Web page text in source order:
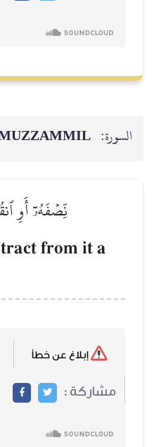
السورة:
نِّصۡفَهُۥٓ أَوِ
from it a
مشاركة :